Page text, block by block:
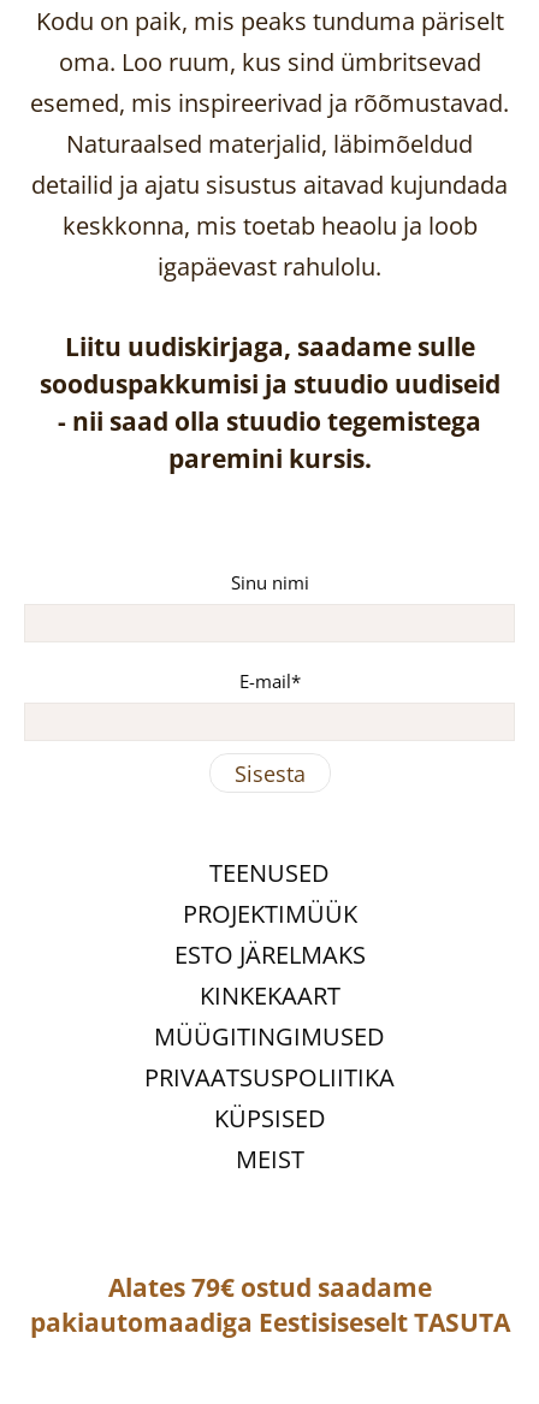
Kodu on paik, mis peaks tunduma päriselt
oma. Loo ruum, kus sind ümbritsevad
esemed, mis inspireerivad ja rõõmustavad.
Naturaalsed materjalid, läbimõeldud
detailid ja ajatu sisustus aitavad kujundada
keskkonna, mis toetab heaolu ja loob
igapäevast rahulolu.
Liitu uudiskirjaga, saadame sulle
sooduspakkumisi ja stuudio uudiseid
- nii saad olla stuudio tegemistega
paremini kursis.
Sinu nimi
E-mail
TEENUSED
PROJEKTIMÜÜK
ESTO JÄRELMAKS
KINKEKAART
MÜÜGITINGIMUSED
PRIVAATSUSPOLIITIKA
KÜPSISED
MEIST
Alates 79€ ostud saadame
pakiautomaadiga EestisiseseltTASUTA